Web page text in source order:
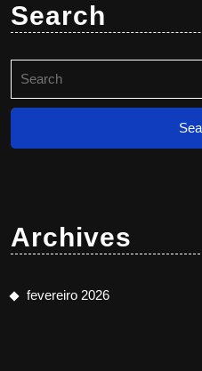
Search
for:
Archives
fevereiro 2026